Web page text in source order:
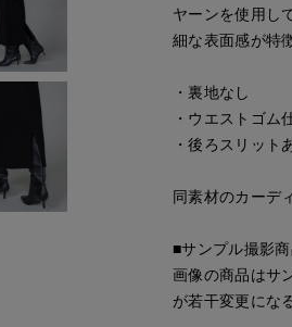
ヤーンを使用し
細な表面感が特
・裏地なし
・ウエストゴム
・後ろスリット
同素材のカーデ
■サンプル撮影
画像の商品はサ
が若干変更にな